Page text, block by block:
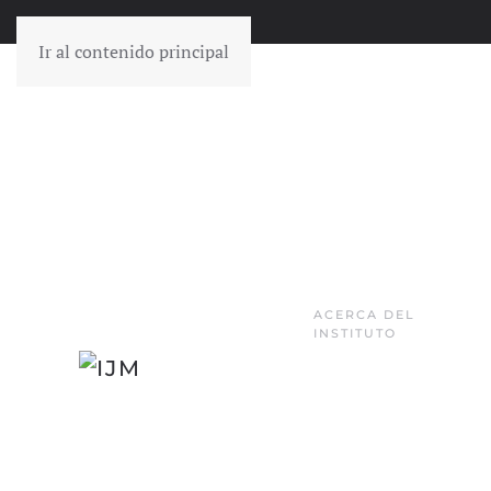
Ir al contenido principal
ACERCA DEL
INSTITUTO